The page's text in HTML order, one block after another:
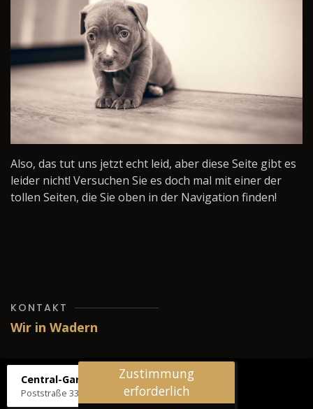
Also, das tut uns jetzt echt leid, aber diese Seite gibt es
leider nicht! Versuchen Sie es doch mal mit einer der
tollen Seiten, die Sie oben in der Navigation finden!
KONTAKT
Wir in Wadern
Central-Garage H. Wilhelm
Poststraße 33, 66687 Wadern
Zustimmung
erforderlich